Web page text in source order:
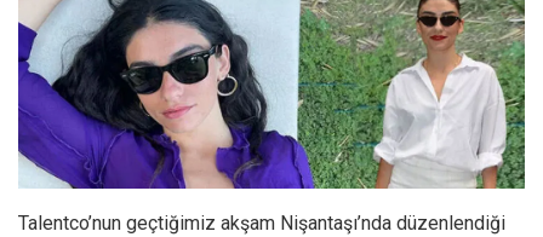
Talentco’nun geçtiğimiz akşam Nişantaşı’nda düzenlendiği